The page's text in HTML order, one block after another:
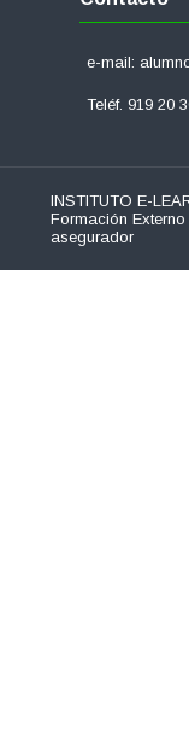
e-mail:
Teléf. 919 20
INSTITUTO E-
Formación
asegurador